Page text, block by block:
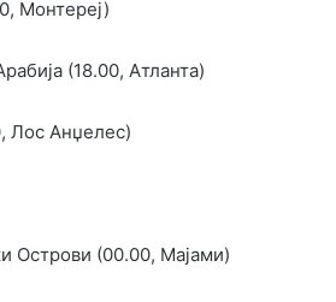
Монтереј)
(18.00, Атланта)
Лос Анџелес)
Острови (00.00, Мајами)